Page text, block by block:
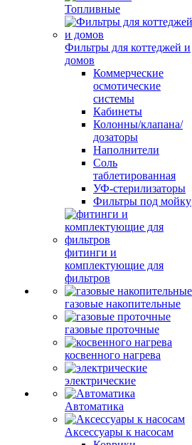
Топливные
Фильтры для коттеджей и
домов
Коммерческие
осмотические
системы
Кабинеты
Колонны/клапана/
дозаторы
Наполнители
Соль
таблетированная
УФ-стерилизаторы
Фильтры под мойку
фитинги и
комплектующие для
фильтров
газовые накопительные
газовые проточные
косвенного нагрева
электрические
Автоматика
Аксессуары к насосам